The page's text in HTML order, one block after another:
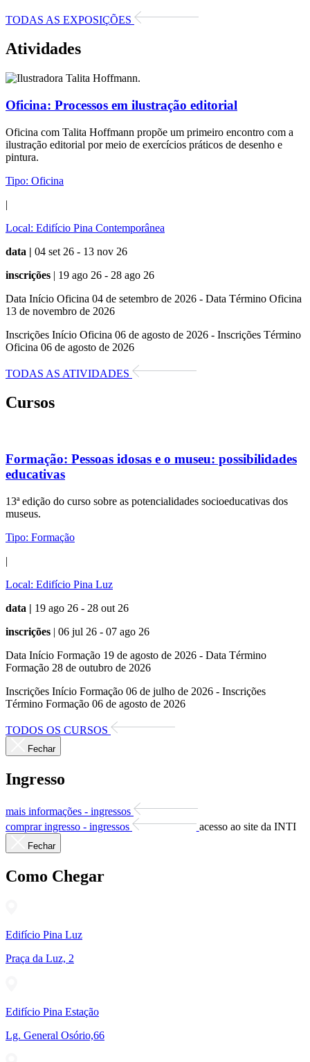
TODAS AS EXPOSIÇÕES
Atividades
Oficina: Processos em ilustração editorial
Oficina com Talita Hoffmann propõe um primeiro encontro com a
ilustração editorial por meio de exercícios práticos de desenho e
pintura.
Tipo: Oficina
|
Local: Edifício Pina Contemporânea
data | 04 set 26 - 13 nov 26
inscrições | 19 ago 26 - 28 ago 26
Data Início Oficina 04 de setembro de 2026 - Data Término Oficina
13 de novembro de 2026
Inscrições Início Oficina 06 de agosto de 2026 - Inscrições Término
Oficina 06 de agosto de 2026
TODAS AS ATIVIDADES
Cursos
Formação: Pessoas idosas e o museu: possibilidades
educativas
13ª edição do curso sobre as potencialidades socioeducativas dos
museus.
Tipo: Formação
|
Local: Edifício Pina Luz
data | 19 ago 26 - 28 out 26
inscrições | 06 jul 26 - 07 ago 26
Data Início Formação 19 de agosto de 2026 - Data Término
Formação 28 de outubro de 2026
Inscrições Início Formação 06 de julho de 2026 - Inscrições
Término Formação 06 de agosto de 2026
TODOS OS CURSOS
Fechar
Ingresso
mais informações - ingressos
comprar ingresso - ingressos
acesso ao site da INTI
Fechar
Como Chegar
Edifício Pina Luz
Praça da Luz, 2
Edifício Pina Estação
Lg. General Osório,66